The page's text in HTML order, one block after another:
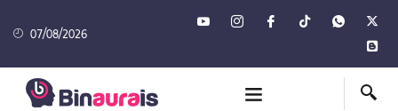
07/08/2026